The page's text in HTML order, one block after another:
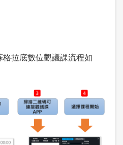
拉底數位觀議課流程如